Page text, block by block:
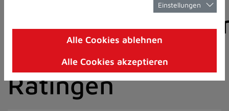
8)
I)
der Stadt
Ratingen
Einstellungen
Alle Cookies ablehnen
Alle Cookies akzeptieren